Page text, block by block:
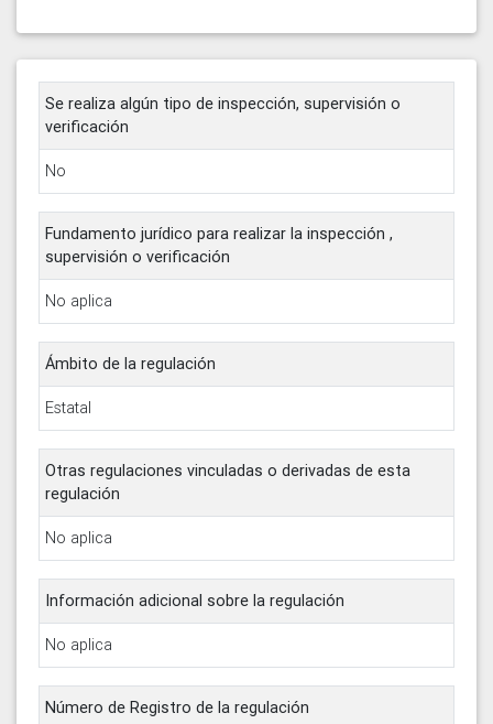
Se realiza algún tipo de inspección, supervisión o
verificación
No
Fundamento jurídico para realizar la inspección ,
supervisión o verificación
No aplica
Ámbito de la regulación
Estatal
Otras regulaciones vinculadas o derivadas de esta
regulación
No aplica
Información adicional sobre la regulación
No aplica
Número de Registro de la regulación